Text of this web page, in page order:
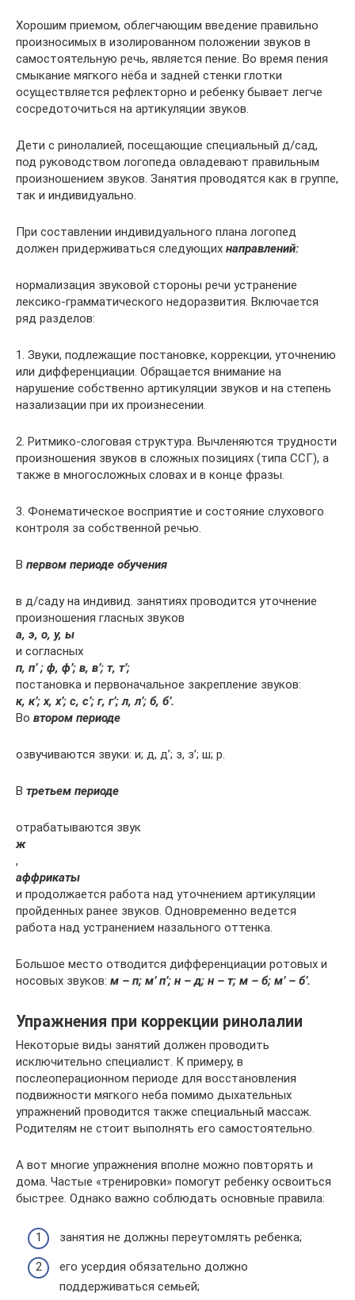
Хорошим приемом, облегчающим введение правильно
произносимых в изолированном положении звуков в
самостоятельную речь, является пение. Во время пения
смыкание мягкого нёба и задней стенки глотки
осуществляется рефлекторно и ребенку бывает легче
сосредоточиться на артикуляции звуков.
Дети с ринолалией, посещающие специальный д/сад,
под руководством логопеда овладевают правильным
произношением звуков. Занятия проводятся как в группе,
так и индивидуально.
При составлении индивидуального плана логопед
должен придерживаться следующих направлений:
нормализация звуковой стороны речи устранение
лексико-грамматического недоразвития. Включается
ряд разделов:
1. Звуки, подлежащие постановке, коррекции, уточнению
или дифференциации. Обращается внимание на
нарушение собственно артикуляции звуков и на степень
назализации при их произнесении.
2. Ритмико-слоговая структура. Вычленяются трудности
произношения звуков в сложных позициях (типа ССГ), а
также в многосложных словах и в конце фразы.
3. Фонематическое восприятие и состояние слухового
контроля за собственной речью.
В первом периоде обучения
в д/саду на индивид. занятиях проводится уточнение
произношения гласных звуков
а, э, о, у, ы
и согласных
п, п’ ; ф, ф’; в, в’; т, т’;
постановка и первоначальное закрепление звуков:
к, к’; х, х’; с, с’; г, г’; л, л’; б, б’.
Во втором периоде
озвучиваются звуки: и; д, д’; з, з’; ш; р.
В третьем периоде
отрабатываются звук
ж
,
аффрикаты
и продолжается работа над уточнением артикуляции
пройденных ранее звуков. Одновременно ведется
работа над устранением назального оттенка.
Большое место отводится дифференциации ротовых и
носовых звуков: м – п; м’ п’; н – д; н – т; м – б; м’ – б’.
Упражнения при коррекции ринолалии
Некоторые виды занятий должен проводить
исключительно специалист. К примеру, в
послеоперационном периоде для восстановления
подвижности мягкого неба помимо дыхательных
упражнений проводится также специальный массаж.
Родителям не стоит выполнять его самостоятельно.
А вот многие упражнения вполне можно повторять и
дома. Частые «тренировки» помогут ребенку освоиться
быстрее. Однако важно соблюдать основные правила:
занятия не должны переутомлять ребенка;
его усердия обязательно должно
поддерживаться семьей;